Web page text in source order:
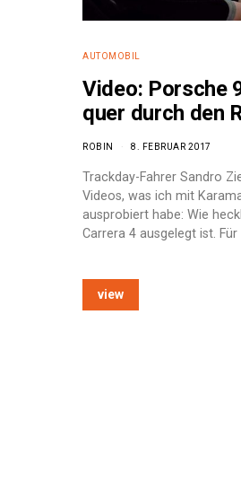
AUTOMOBIL
Video: Porsche
quer durch den
ROBIN 8. FEBRUAR 2017
Trackday-Fahrer Sandro
Videos, was ich mit
ausprobiert habe: Wie
Carrera 4 ausgelegt ist.
view